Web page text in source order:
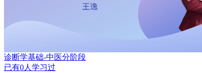
诊断学基础-中医分阶段
已有0人学习过